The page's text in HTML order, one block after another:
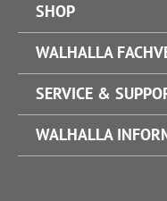
SHOP
WALHALLA
SERVICE &
WALHALLA